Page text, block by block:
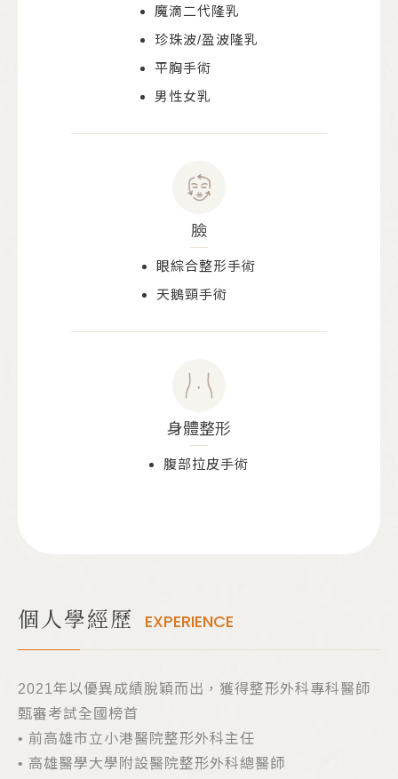
魔滴二代隆乳
珍珠波/盈波隆乳
平胸手術
男性女乳
臉
眼綜合整形手術
天鵝頸手術
身體整形
腹部拉皮手術
個人學經歷 EXPERIENCE
2021年以優異成績脫穎而出，獲得整形外科專科醫師
甄審考試全國榜首
• 前高雄市立小港醫院整形外科主任
• 高雄醫學大學附設醫院整形外科總醫師